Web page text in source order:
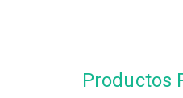
Productos